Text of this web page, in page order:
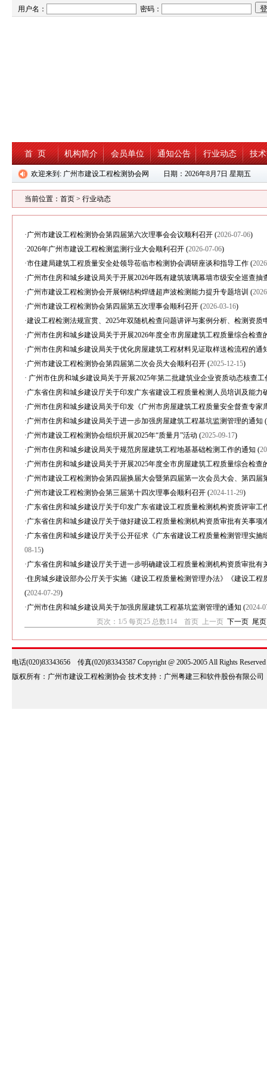
用户名： 密码：
首 页 机构简介 会员单位 通知公告 行业动态 技
欢迎来到: 广州市建设工程检测协会网 日期： 2026年8月7日 星期五
当前位置： 首页 > 行业动态
·广州市建设工程检测协会第四届第六次理事会会议顺利召开 (2026-07-06)
·2026年广州市建设工程检测监测行业大会顺利召开 (2026-07-06)
·市住建局建筑工程质量安全处领导莅临市检测协会调研座谈和指导工作 (
·广州市住房和城乡建设局关于开展2026年既有建筑玻璃幕墙市级安全巡查抽
·广州市建设工程检测协会开展钢结构焊缝超声波检测能力提升专题培训 (
·广州市建设工程检测协会第四届第五次理事会顺利召开 (2026-03-16)
·建设工程检测法规宣贯、2025年双随机检查问题讲评与案例分析、检测资质
·广州市住房和城乡建设局关于开展2026年度全市房屋建筑工程质量综合检查
·广州市住房和城乡建设局关于优化房屋建筑工程材料见证取样送检流程的通
·广州市建设工程检测协会第四届第二次会员大会顺利召开 (2025-12-15)
· 广州市住房和城乡建设局关于开展2025年第二批建筑业企业资质动态核查工
·广东省住房和城乡建设厅关于印发广东省建设工程质量检测人员培训及能力
·广州市住房和城乡建设局关于印发《广州市房屋建筑工程质量安全督查专家
·广州市住房和城乡建设局关于进一步加强房屋建筑工程基坑监测管理的通知 (
·广州市建设工程检测协会组织开展2025年“质量月”活动 (2025-09-17)
·广州市住房和城乡建设局关于规范房屋建筑工程地基基础检测工作的通知 (
·广州市住房和城乡建设局关于开展2025年度全市房屋建筑工程质量综合检查
·广州市建设工程检测协会第四届换届大会暨第四届第一次会员大会、第四届
·广州市建设工程检测协会第三届第十四次理事会顺利召开 (2024-11-29)
·广东省住房和城乡建设厅关于印发广东省建设工程质量检测机构资质评审工
·广东省住房和城乡建设厅关于做好建设工程质量检测机构资质审批有关事项
·广东省住房和城乡建设厅关于公开征求《广东省建设工程质量检测管理实施
08-15)
·广东省住房和城乡建设厅关于进一步明确建设工程质量检测机构资质审批有
·住房城乡建设部办公厅关于实施《建设工程质量检测管理办法》《建设工
(2024-07-29)
·广州市住房和城乡建设局关于加强房屋建筑工程基坑监测管理的通知 (2024-
页次：1/5 每页25 总数114 首页 上一页 下一页 尾页
电话(020)83343656 传真(020)83343587 Copyright @ 2005-2005 All Rights Reserved
版权所有：广州市建设工程检测协会 技术支持：广州粤建三和软件股份有限公司